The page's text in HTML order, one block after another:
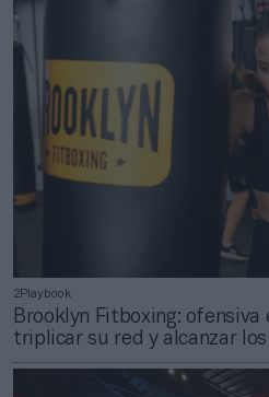
2Playbook
Brooklyn Fitboxing: ofensiva
triplicar su red y alcanzar